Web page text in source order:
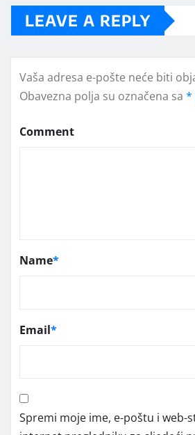
LEAVE A REPLY
Vaša adresa e-pošte neće biti
Obavezna polja su označena sa *
Comment
Name*
Email*
Spremi moje ime, e-poštu i web-